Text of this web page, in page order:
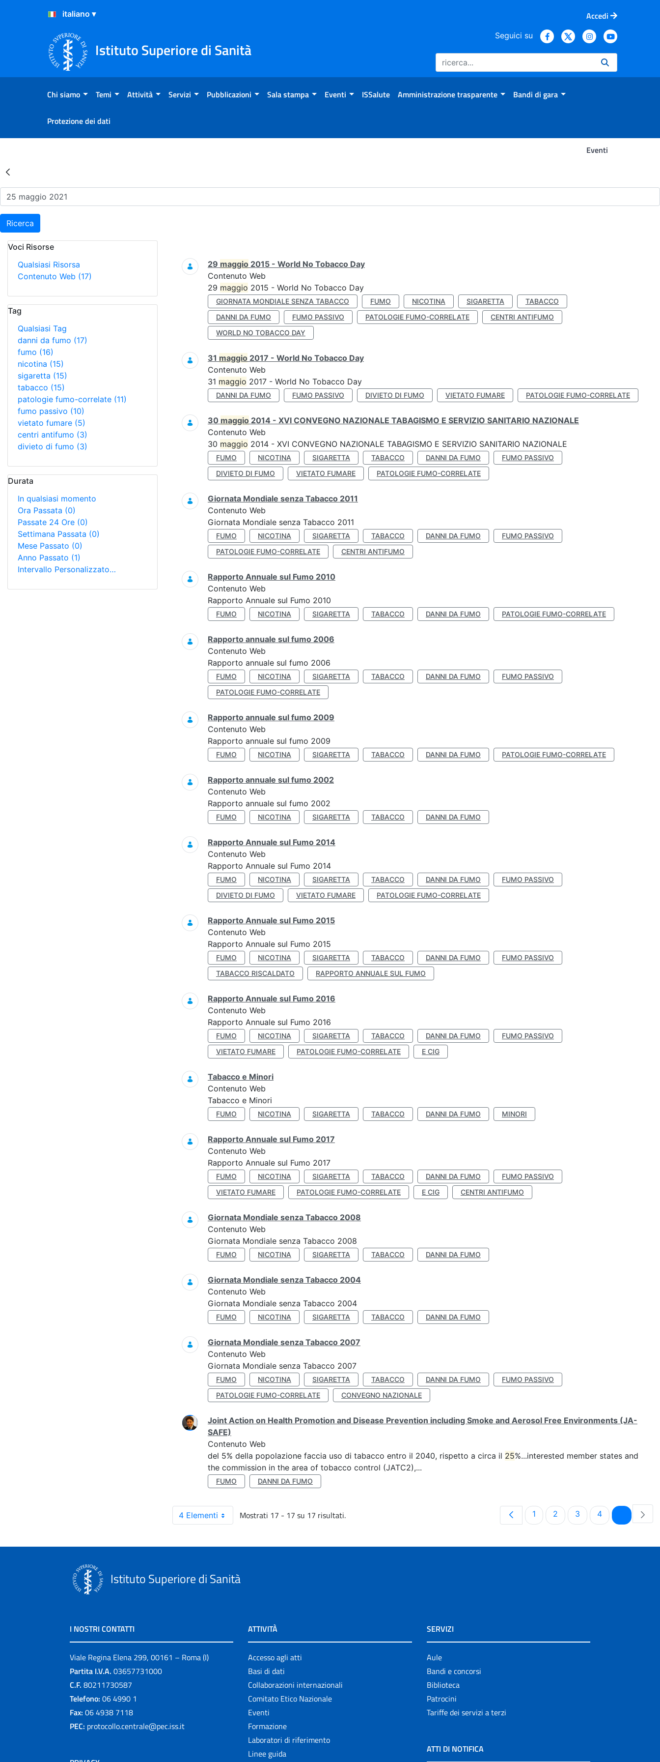
Salta al Contenuto
Salta al Footer
Accedi
Istituto Superiore di Sanità
Seguici su
Chi siamo Temi Attività Servizi Pubblicazioni Sala stampa Eventi ISSalute Amministrazione trasparente Bandi di gara
Protezione dei dati
Eventi
Risultati della Ricerca - Eventi
Ricerca
Voci Risorse
Qualsiasi Risorsa
Contenuto Web (17)
Tag
Qualsiasi Tag
danni da fumo (17)
fumo (16)
nicotina (15)
sigaretta (15)
tabacco (15)
patologie fumo-correlate (11)
fumo passivo (10)
vietato fumare (5)
centri antifumo (3)
divieto di fumo (3)
Durata
In qualsiasi momento
Ora Passata (0)
Passate 24 Ore (0)
Settimana Passata (0)
Mese Passato (0)
Anno Passato (1)
Intervallo Personalizzato…
Ricerca
29 maggio 2015 - World No Tobacco Day
Contenuto Web
29 maggio 2015 - World No Tobacco Day
GIORNATA MONDIALE SENZA TABACCO FUMO NICOTINA SIGARETTA
TABACCO
DANNI DA FUMO
FUMO PASSIVO PATOLOGIE FUMO-CORRELATE
CENTRI ANTIFUMO
WORLD NO TOBACCO DAY
31 maggio 2017 - World No Tobacco Day
Contenuto Web
31 maggio 2017 - World No Tobacco Day
DANNI DA FUMO FUMO PASSIVO DIVIETO DI FUMO VIETATO FUMARE PATOLOGIE FUMO-CORRELATE
30 maggio 2014 - XVI CONVEGNO NAZIONALE TABAGISMO E SERVIZIO SANITARIO NAZIONALE
Contenuto Web
30 maggio 2014 - XVI CONVEGNO NAZIONALE TABAGISMO E SERVIZIO SANITARIO NAZIONALE
FUMO NICOTINA SIGARETTA TABACCO DANNI DA FUMO
FUMO PASSIVO
DIVIETO DI FUMO
VIETATO FUMARE PATOLOGIE FUMO-CORRELATE
Giornata Mondiale senza Tabacco 2011
Contenuto Web
Giornata Mondiale senza Tabacco 2011
FUMO NICOTINA SIGARETTA TABACCO DANNI DA FUMO
FUMO PASSIVO
PATOLOGIE FUMO-CORRELATE
CENTRI ANTIFUMO
Rapporto Annuale sul Fumo 2010
Contenuto Web
Rapporto Annuale sul Fumo 2010
FUMO NICOTINA SIGARETTA TABACCO DANNI DA FUMO PATOLOGIE FUMO-CORRELATE
Rapporto annuale sul fumo 2006
Contenuto Web
Rapporto annuale sul fumo 2006
FUMO NICOTINA SIGARETTA TABACCO DANNI DA FUMO
FUMO PASSIVO
PATOLOGIE FUMO-CORRELATE
Rapporto annuale sul fumo 2009
Contenuto Web
Rapporto annuale sul fumo 2009
FUMO NICOTINA SIGARETTA TABACCO DANNI DA FUMO PATOLOGIE FUMO-CORRELATE
Rapporto annuale sul fumo 2002
Contenuto Web
Rapporto annuale sul fumo 2002
FUMO NICOTINA SIGARETTA TABACCO DANNI DA FUMO
Rapporto Annuale sul Fumo 2014
Contenuto Web
Rapporto Annuale sul Fumo 2014
FUMO NICOTINA SIGARETTA TABACCO DANNI DA FUMO
FUMO PASSIVO
DIVIETO DI FUMO
VIETATO FUMARE PATOLOGIE FUMO-CORRELATE
Rapporto Annuale sul Fumo 2015
Contenuto Web
Rapporto Annuale sul Fumo 2015
FUMO NICOTINA SIGARETTA TABACCO DANNI DA FUMO
FUMO PASSIVO
TABACCO RISCALDATO
RAPPORTO ANNUALE SUL FUMO
Rapporto Annuale sul Fumo 2016
Contenuto Web
Rapporto Annuale sul Fumo 2016
FUMO NICOTINA SIGARETTA TABACCO DANNI DA FUMO
FUMO PASSIVO
VIETATO FUMARE
PATOLOGIE FUMO-CORRELATE E CIG
Tabacco e Minori
Contenuto Web
Tabacco e Minori
FUMO NICOTINA SIGARETTA TABACCO DANNI DA FUMO MINORI
Rapporto Annuale sul Fumo 2017
Contenuto Web
Rapporto Annuale sul Fumo 2017
FUMO NICOTINA SIGARETTA TABACCO DANNI DA FUMO
FUMO PASSIVO
VIETATO FUMARE
PATOLOGIE FUMO-CORRELATE E CIG CENTRI ANTIFUMO
Giornata Mondiale senza Tabacco 2008
Contenuto Web
Giornata Mondiale senza Tabacco 2008
FUMO NICOTINA SIGARETTA TABACCO DANNI DA FUMO
Giornata Mondiale senza Tabacco 2004
Contenuto Web
Giornata Mondiale senza Tabacco 2004
FUMO NICOTINA SIGARETTA TABACCO DANNI DA FUMO
Giornata Mondiale senza Tabacco 2007
Contenuto Web
Giornata Mondiale senza Tabacco 2007
FUMO NICOTINA SIGARETTA TABACCO DANNI DA FUMO
FUMO PASSIVO
PATOLOGIE FUMO-CORRELATE
CONVEGNO NAZIONALE
Joint Action on Health Promotion and Disease Prevention including Smoke and Aerosol Free Environments (JA-
SAFE)
Contenuto Web
del 5% della popolazione faccia uso di tabacco entro il 2040, rispetto a circa il 25%...interested member states and
the commission in the area of tobacco control (JATC2),...
FUMO DANNI DA FUMO
4 Elementi Mostrati 17 - 17 su 17 risultati. Pagina
1 Pagina
2 Pagina
3 Pagina
4 Pagina
Istituto Superiore di Sanità
I NOSTRI CONTATTI
Viale Regina Elena 299, 00161 – Roma (I)
Partita I.V.A. 03657731000
C.F. 80211730587
Telefono: 06 4990 1
Fax: 06 4938 7118
PEC: protocollo.centrale@pec.iss.it
ATTIVITÀ
Accesso agli atti
Basi di dati
Collaborazioni internazionali
Comitato Etico Nazionale
Eventi
Formazione
Laboratori di riferimento
Linee guida
SERVIZI
Aule
Bandi e concorsi
Biblioteca
Patrocini
Tariffe dei servizi a terzi
ATTI DI NOTIFICA